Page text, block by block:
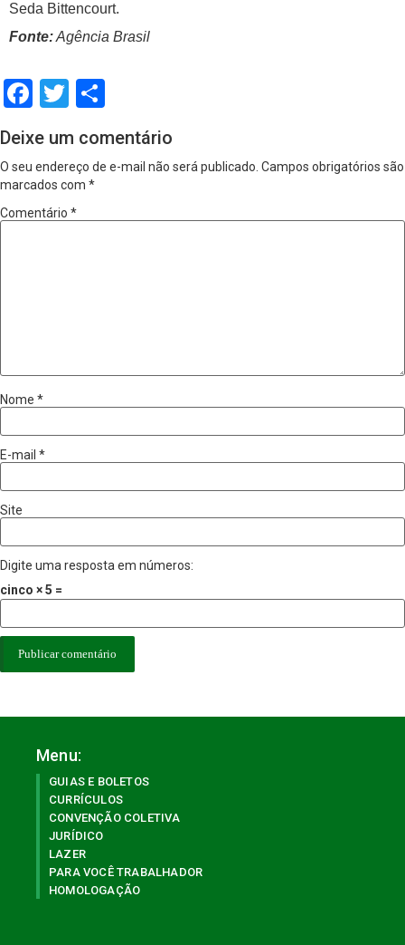
Seda Bittencourt.
Fonte:Agência Brasil
Facebook
Twitter
Deixe um comentário
O seu endereço de e-mail não será publicado. Campos obrigatórios são
marcados com *
Comentário *
Nome *
E-mail *
Site
Digite uma resposta em números:
cinco × 5 =
Menu:
GUIAS E BOLETOS
CURRÍCULOS
CONVENÇÃO COLETIVA
JURÍDICO
LAZER
PARA VOCÊ TRABALHADOR
HOMOLOGAÇÃO